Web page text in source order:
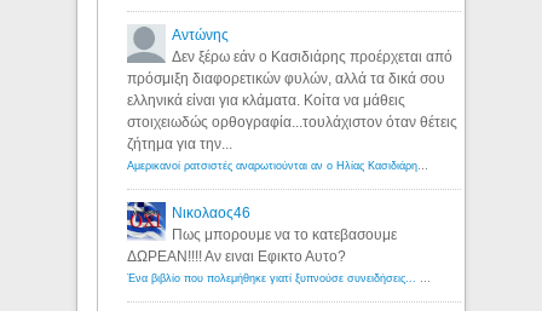
Αντώνης
Δεν ξέρω εάν ο Κασιδιάρης προέρχεται από
πρόσμιξη διαφορετικών φυλών, αλλά τα δικά σου
ελληνικά είναι για κλάματα. Κοίτα να μάθεις
στοιχειωδώς ορθογραφία...τουλάχιστον όταν θέτεις
ζήτημα για την...
Αμερικανοί ρατσιστές αναρωτιούνται αν ο Ηλίας Κασιδιάρης ανήκει στη λευκή φυλή... - Λόγιος Ερμής
Νικολαος46
Πως μπορουμε να το κατεβασουμε
ΔΩΡΕΑΝ!!!! Αν ειναι Εφικτο Αυτο?
Ένα βιβλίο που πολεμήθηκε γιατί ξυπνούσε συνειδήσεις... - Λόγιος Ερμής | Η γνώση ξεκινάει με την αναζήτηση...